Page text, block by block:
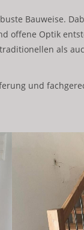
Bauweise.
offene Optik
als
und